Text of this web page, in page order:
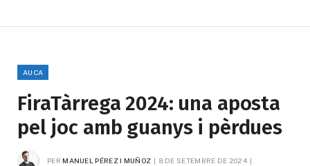
AUCA
FiraTàrrega 2024: una aposta
pel joc amb guanys i pèrdues
PER MANUEL PÉREZ I MUÑOZ 8 DE SETEMBRE DE 2024